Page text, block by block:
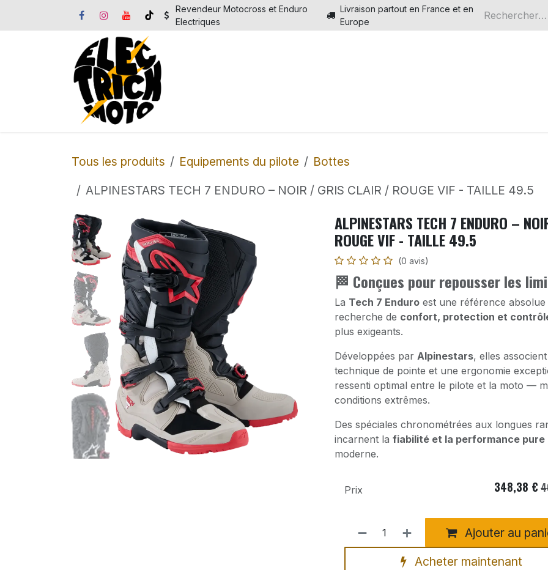
Se rendre au contenu
Revendeur Motocross et Enduro
Electriques
Livraison partout en France et en
Europe
Tous les produits Equipements du pilote
Bottes
ALPINESTARS TECH 7 ENDURO – NOIR / GRIS CLAIR / ROUGE VIF - TAILLE 49.5
ALPINESTARS TECH 7 ENDURO –
ROUGE VIF - TAILLE 49.5
(0 avis)
🏁 Conçues pour repousser les
La Tech 7 Enduroest une référence
recherche de confort, protection et
plus exigeants.
Développées par Alpinestars, elles
technique de pointe et une ergonomie
ressenti optimal entre le pilote et la moto —
conditions extrêmes.
Des spéciales chronométrées aux longues
incarnent la fiabilité et la performance pure
moderne.
Ajouter au
Acheter maintenant
Prix 348,38 €